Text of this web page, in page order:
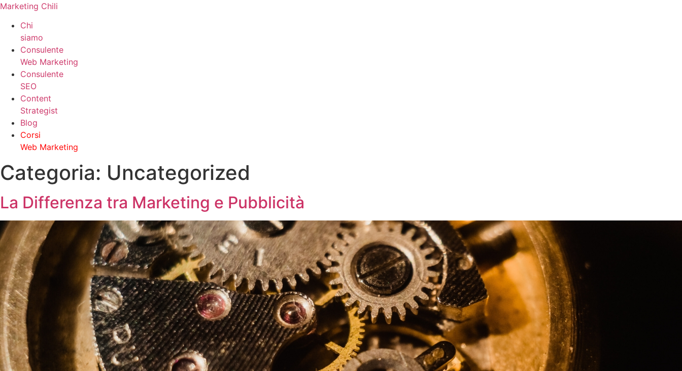
Marketing Chili
Chi
siamo
Consulente
Web Marketing
Consulente
SEO
Content
Strategist
Blog
Corsi
Web Marketing
Categoria: Uncategorized
La Differenza tra Marketing e Pubblicità